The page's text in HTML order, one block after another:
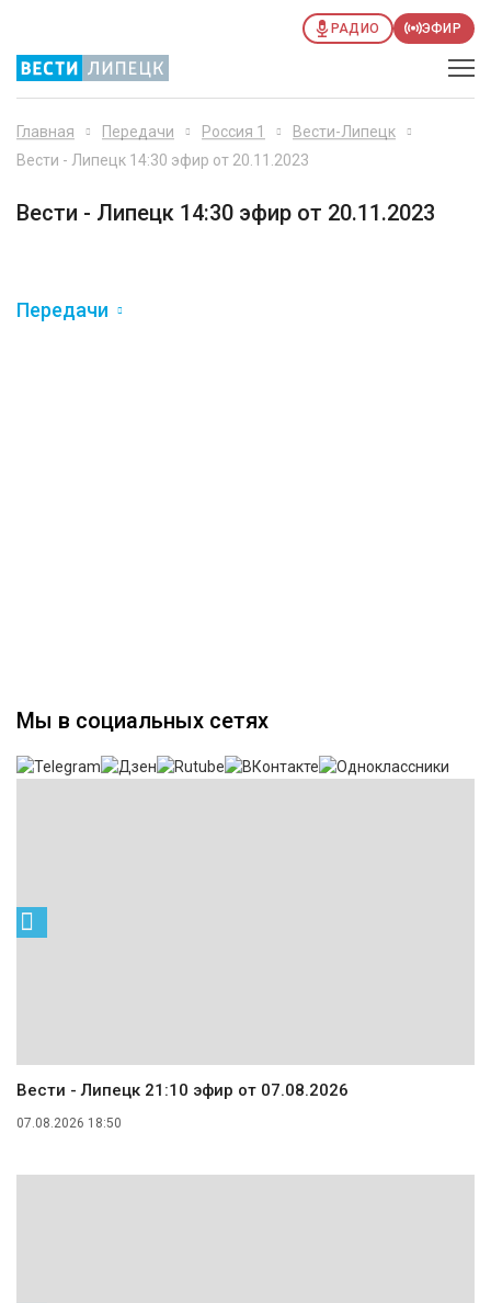
РАДИО ЭФИР
Главная Передачи Россия 1
Вести-Липецк
Вести - Липецк 14:30 эфир от 20.11.2023
Вести - Липецк 14:30 эфир от 20.11.2023
Передачи
Мы в социальных сетях
Вести - Липецк 21:10 эфир от 07.08.2026
07.08.2026 18:50